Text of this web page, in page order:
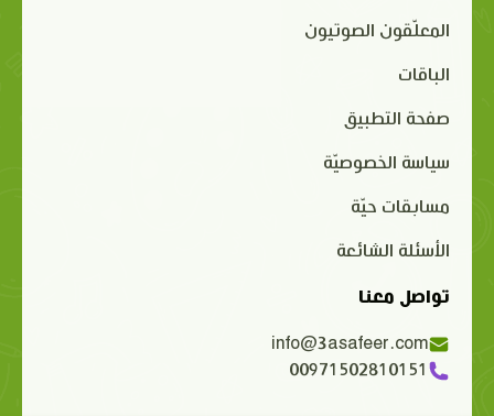
المعلّقون الصوتيون
الباقات
صفحة التطبيق
سياسة الخصوصيّة
مسابقات حيّة
الأسئلة الشائعة
تواصل معنا
info@3asafeer.com
00971502810151